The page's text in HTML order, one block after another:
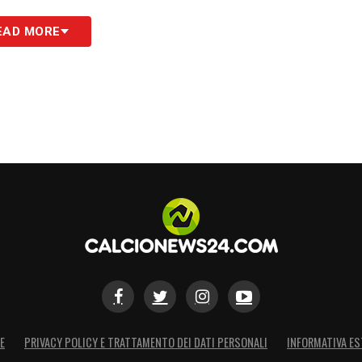
è stata Lucia Di Guglielmo a sbloccare il
di misura, è accaduto l’impensabile. Nel
ha trovato il pareggio per le lusitane, gelando il
è trasformata in dramma sportivo al 97′, quando
lo scenario in vista del ritorno, fissato per
cullato il sogno del League Stage, sarà ora chiamata
MORE
PRIVACY POLICY E TRATTAMENTO DEI DATI PERSONALI INFORMATIVA